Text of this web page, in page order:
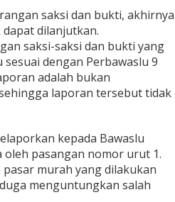
saksi dan bukti, akhirnya
dilanjutkan.
saksi-saksi dan bukti yang
dengan Perbawaslu 9
adalah bukan
laporan tersebut tidak
kepada Bawaslu
pasangan nomor urut 1.
murah yang dilakukan
menguntungkan salah